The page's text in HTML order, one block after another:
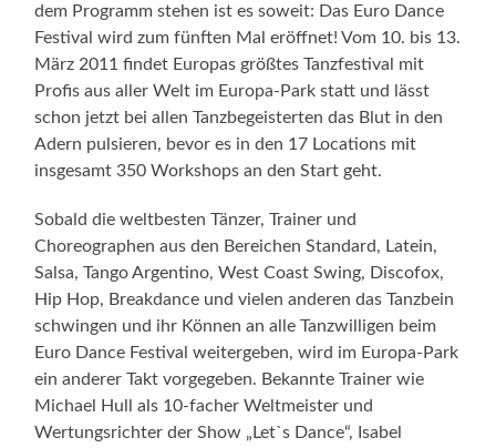
dem Programm stehen ist es soweit: Das Euro Dance
Festival wird zum fünften Mal eröffnet! Vom 10. bis 13.
März 2011 findet Europas größtes Tanzfestival mit
Profis aus aller Welt im Europa-Park statt und lässt
schon jetzt bei allen Tanzbegeisterten das Blut in den
Adern pulsieren, bevor es in den 17 Locations mit
insgesamt 350 Workshops an den Start geht.
Sobald die weltbesten Tänzer, Trainer und
Choreographen aus den Bereichen Standard, Latein,
Salsa, Tango Argentino, West Coast Swing, Discofox,
Hip Hop, Breakdance und vielen anderen das Tanzbein
schwingen und ihr Können an alle Tanzwilligen beim
Euro Dance Festival weitergeben, wird im Europa-Park
ein anderer Takt vorgegeben. Bekannte Trainer wie
Michael Hull als 10-facher Weltmeister und
Wertungsrichter der Show „Let`s Dance“, Isabel